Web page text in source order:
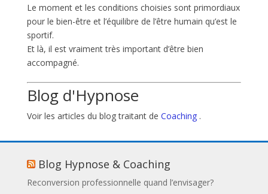
Le moment et les conditions choisies sont primordiaux
pour le bien-être et l’équilibre de l’être humain qu’est le
sportif.
Et là, il est vraiment très important d’être bien
accompagné.
Blog d'Hypnose
Voir les articles du blog traitant de Coaching.
Blog Hypnose & Coaching
Reconversion professionnelle quand l’envisager?